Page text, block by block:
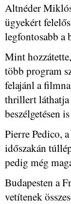
Altnéder
ügyekért
legfontosabb a
Mint
több program
felajánl a
thrillert láthatja
beszélgetésen
Pierre Pedico,
időszakán
pedig még
Budapesten a
vetítenek